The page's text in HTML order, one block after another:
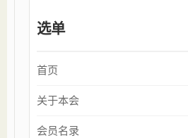
选单
首页
关于本会
会员名录